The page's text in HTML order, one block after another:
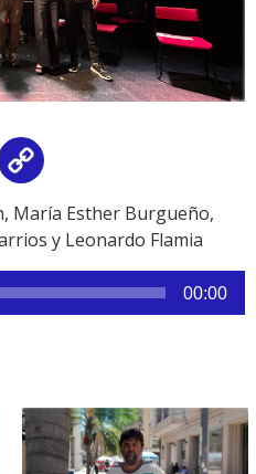
Link
María Esther Burgueño,
y Leonardo Flamia
00:00